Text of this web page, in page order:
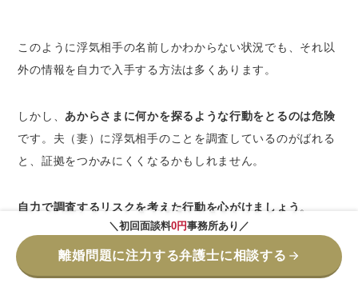
このように浮気相手の名前しかわからない状況でも、それ以
外の情報を自力で入手する方法は多くあります。
しかし、あからさまに何かを探るような行動をとるのは危険
です。夫（妻）に浮気相手のことを調査しているのがばれる
と、証拠をつかみにくくなるかもしれません。
自力で調査するリスクを考えた行動を心がけましょう 。
＼初回面談料0円事務所あり／
離婚問題に注力する弁護士に相談する